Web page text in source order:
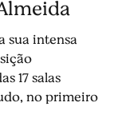
sua intensa
17 salas
no primeiro